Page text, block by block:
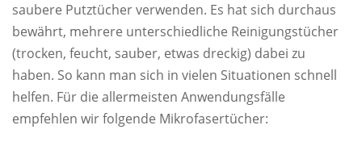
saubere Putztücher verwenden. Es hat sich durchaus
bewährt, mehrere unterschiedliche Reinigungstücher
(trocken, feucht, sauber, etwas dreckig) dabei zu
haben. So kann man sich in vielen Situationen schnell
helfen. Für die allermeisten Anwendungsfälle
empfehlen wir folgende Mikrofasertücher: